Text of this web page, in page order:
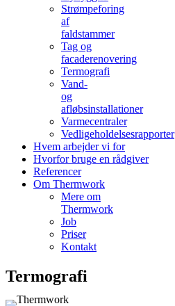
Strømpeforing
af
faldstammer
Tag og
facaderenovering
Termografi
Vand-
og
afløbsinstallationer
Varmecentraler
Vedligeholdelsesrapporter
Hvem arbejder vi for
Hvorfor bruge en rådgiver
Referencer
Om Thermwork
Mere om
Thermwork
Job
Priser
Kontakt
Termografi